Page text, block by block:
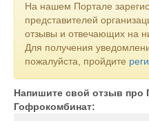
На нашем Портале
представителей
отзывы и отвечающих на
Для получения
пожалуйста, пройдите
Напишите свой отзыв про
Гофрокомбинат: